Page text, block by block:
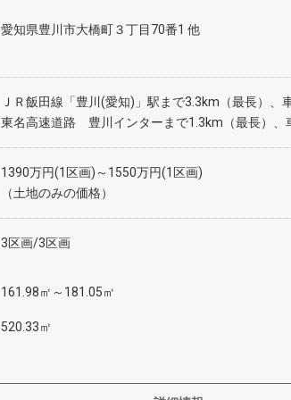
愛知県豊川市大橋町３丁目70番1 他
ＪＲ飯田線「豊川(愛知)」駅まで3.3km（最長）、
東名高速道路 豊川インターまで1.3km（最長）、
1390万円(1区画)～1550万円(1区画)
（土地のみの価格）
3区画/3区画
161.98㎡～181.05㎡
520.33㎡